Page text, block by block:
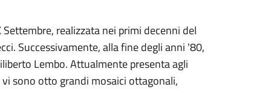
realizzata nei primi decenni del
Successivamente, alla fine degli anni '80,
Lembo. Attualmente presenta agli
sono otto grandi mosaici ottagonali,